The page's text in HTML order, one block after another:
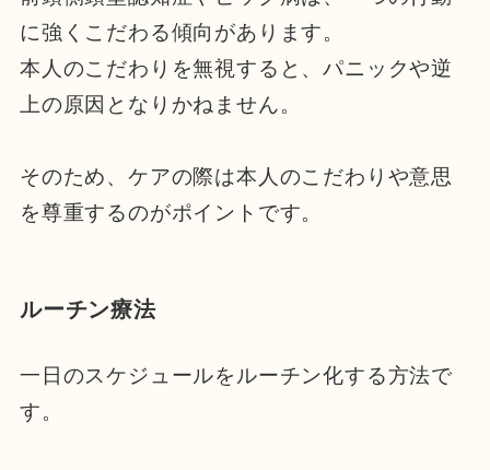
に強くこだわる傾向があります。
本人のこだわりを無視すると、パニックや逆
上の原因となりかねません。
そのため、ケアの際は本人のこだわりや意思
を尊重するのがポイントです。
ルーチン療法
一日のスケジュールをルーチン化する方法で
す。